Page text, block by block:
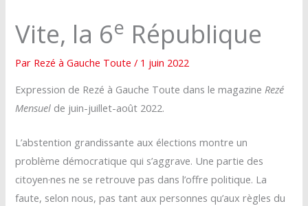
Vite, la 6e République
Par Rezé à Gauche Toute/ 1 juin 2022
Expression de Rezé à Gauche Toute dans le magazine Rezé
Mensuel de juin-juillet-août 2022.
L’abstention grandissante aux élections montre un
problème démocratique qui s’aggrave. Une partie des
citoyen·nes ne se retrouve pas dans l’offre politique. La
faute, selon nous, pas tant aux personnes qu’aux règles du